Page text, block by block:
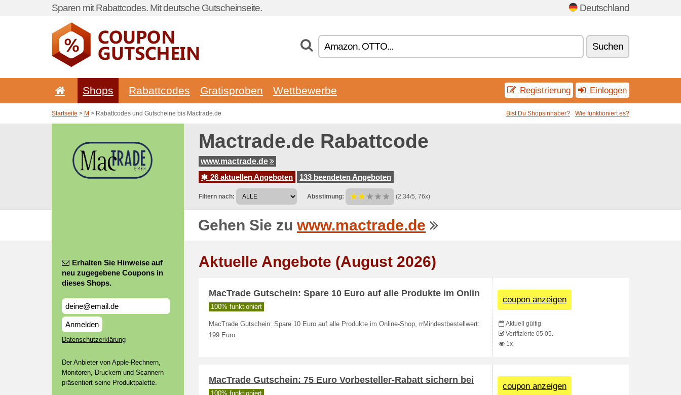
Sparen mit Rabattcodes. Mit deutsche Gutscheinseite. Deutschland
Suchen
Shops Rabattcodes Gratisproben Wettbewerbe Registrierung Einloggen
Startseite > M > Rabattcodes und Gutscheine bis Mactrade.de Bist Du Shopsinhaber? Wie funktioniert es?
Mactrade.de Rabattcode
www.mactrade.de
26 aktuellen Angeboten
133 beendeten Angeboten
Filtern nach: Absstimung: (2.34/5, 76x)
Gehen Sie zu www.mactrade.de
Erhalten Sie Hinweise auf
neu zugegebene Coupons in
dieses Shops.
Anmelden
Datenschutzerklärung
Der Anbieter von Apple-Rechnern,
Monitoren, Druckern und Scannern
präsentiert seine Produktpalette.
Aktuelle Angebote (August 2026)
MacTrade Gutschein: Spare 10 Euro auf alle Produkte im Onlin
100% funktioniert
MacTrade Gutschein: Spare 10 Euro auf alle Produkte im Online-Shop, rrMindestbestellwert:
199 Euro.
coupon anzeigen
Aktuell gültig
Verifizierte 05.05.
1x
MacTrade Gutschein: 75 Euro Vorbesteller-Rabatt sichern bei
100% funktioniert
coupon anzeigen